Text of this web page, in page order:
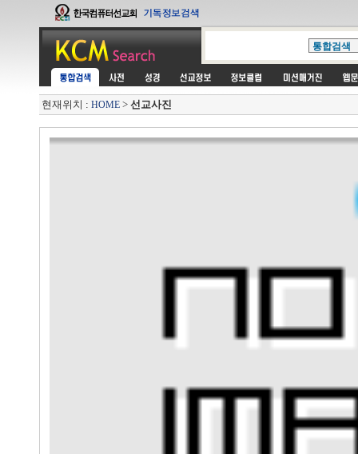
현재위치 : HOME > 선교사진